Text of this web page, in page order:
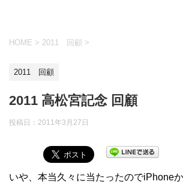
HOME > 2011 回顧 >
2011 回顧
2011 高松宮記念 回顧
投稿日： 2011年3月27日
いや、本当久々に当たったのでiPhoneか